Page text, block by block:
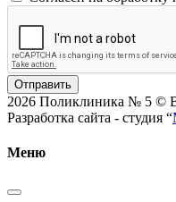
Отправить
2026 Поликлиника № 5 ©
Разработка сайта - студия “
Меню